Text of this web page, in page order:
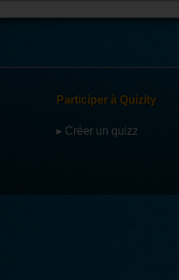
Participer à Quizity
▸ Créer un quizz